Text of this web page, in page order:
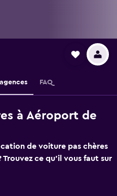
FAQ
à Aéroport de
de voiture pas chères
ce qu'il vous faut sur